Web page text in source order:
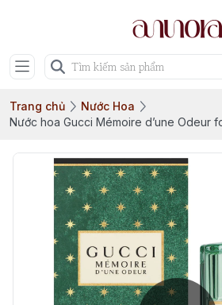
Trang chủ
Nước Hoa
Nước hoa Gucci Mémoire d’une Odeur